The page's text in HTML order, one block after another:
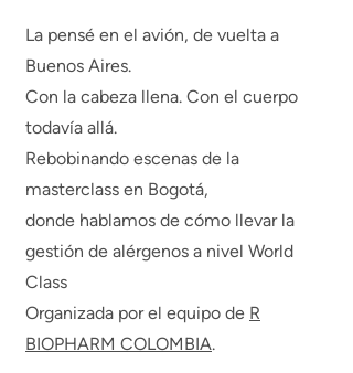
La pensé en el avión, de vuelta a
Buenos Aires.
Con la cabeza llena. Con el cuerpo
todavía allá.
Rebobinando escenas de la
masterclass en Bogotá,
donde hablamos de cómo llevar la
gestión de alérgenos a nivel World
Class
Organizada por el equipo de R
BIOPHARM COLOMBIA.